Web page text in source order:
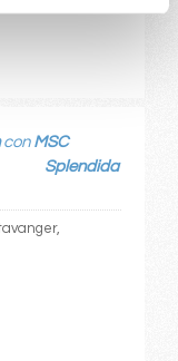
con MSC
Splendida